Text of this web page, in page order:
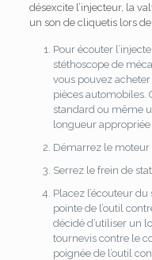
désexcite l’injecteur, la
un son de cliquetis lors
Pour écouter
stéthoscope de
vous pouvez
pièces automobiles.
standard ou même
longueur appropriée
Démarrez le moteur
Serrez le frein de
Placez l’écouteur
pointe de l’outil
décidé d’utiliser un
tournevis contre le
poignée de l’outil